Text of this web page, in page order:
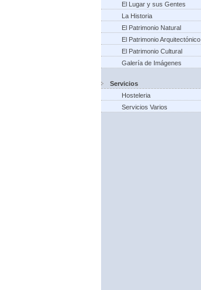
El Lugar y sus Gentes
La Historia
El Patrimonio Natural
El Patrimonio Arquitectónico
El Patrimonio Cultural
Galería de Imágenes
Servicios
Hosteleria
Servicios Varios